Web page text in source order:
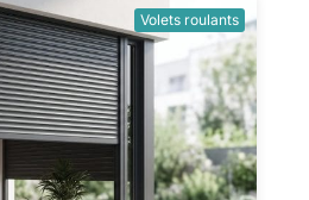
Volets roulants